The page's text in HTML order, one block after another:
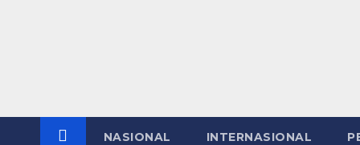
NASIONAL INTERNASIONAL